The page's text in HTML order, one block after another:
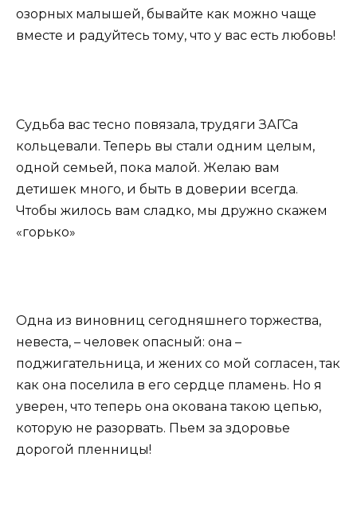
озорных малышей, бывайте как можно чаще
вместе и радуйтесь тому, что у вас есть любовь!
Судьба вас тесно повязала, трудяги ЗАГСа
кольцевали. Теперь вы стали одним целым,
одной семьей, пока малой. Желаю вам
детишек много, и быть в доверии всегда.
Чтобы жилось вам сладко, мы дружно скажем
«горько»
Одна из виновниц сегодняшнего торжества,
невеста, – человек опасный: она –
поджигательница, и жених со мой согласен, так
как она поселила в его сердце пламень. Но я
уверен, что теперь она окована такою цепью,
которую не разорвать. Пьем за здоровье
дорогой пленницы!